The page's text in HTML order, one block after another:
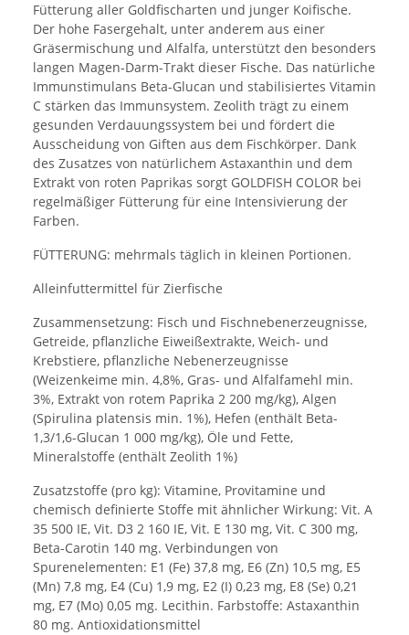
Fütterung aller Goldfischarten und junger Koifische.
Der hohe Fasergehalt, unter anderem aus einer
Gräsermischung und Alfalfa, unterstützt den besonders
langen Magen-Darm-Trakt dieser Fische. Das natürliche
Immunstimulans Beta-Glucan und stabilisiertes Vitamin
C stärken das Immunsystem. Zeolith trägt zu einem
gesunden Verdauungssystem bei und fördert die
Ausscheidung von Giften aus dem Fischkörper. Dank
des Zusatzes von natürlichem Astaxanthin und dem
Extrakt von roten Paprikas sorgt GOLDFISH COLOR bei
regelmäßiger Fütterung für eine Intensivierung der
Farben.
FÜTTERUNG: mehrmals täglich in kleinen Portionen.
Alleinfuttermittel für Zierfische
Zusammensetzung: Fisch und Fischnebenerzeugnisse,
Getreide, pflanzliche Eiweißextrakte, Weich- und
Krebstiere, pflanzliche Nebenerzeugnisse
(Weizenkeime min. 4,8%, Gras- und Alfalfamehl min.
3%, Extrakt von rotem Paprika 2 200 mg/kg), Algen
(Spirulina platensis min. 1%), Hefen (enthält Beta-
1,3/1,6-Glucan 1 000 mg/kg), Öle und Fette,
Mineralstoffe (enthält Zeolith 1%)
Zusatzstoffe (pro kg): Vitamine, Provitamine und
chemisch definierte Stoffe mit ähnlicher Wirkung: Vit. A
35 500 IE, Vit. D3 2 160 IE, Vit. E 130 mg, Vit. C 300 mg,
Beta-Carotin 140 mg. Verbindungen von
Spurenelementen: E1 (Fe) 37,8 mg, E6 (Zn) 10,5 mg, E5
(Mn) 7,8 mg, E4 (Cu) 1,9 mg, E2 (I) 0,23 mg, E8 (Se) 0,21
mg, E7 (Mo) 0,05 mg. Lecithin. Farbstoffe: Astaxanthin
80 mg. Antioxidationsmittel